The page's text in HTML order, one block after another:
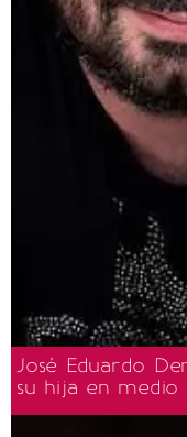
José Eduardo
su hija en